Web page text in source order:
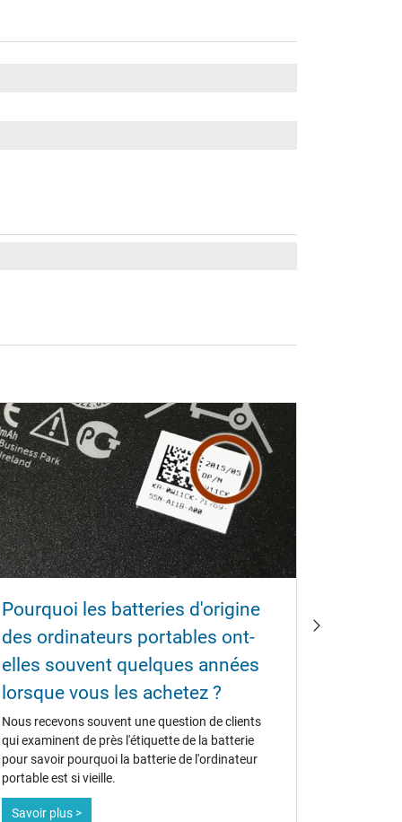
Pourquoi les batteries d'origine
des ordinateurs portables ont-
elles souvent quelques années
lorsque vous les achetez ?
Nous recevons souvent une question de clients
qui examinent de près l'étiquette de la batterie
pour savoir pourquoi la batterie de l'ordinateur
portable est si vieille.
Savoir plus >